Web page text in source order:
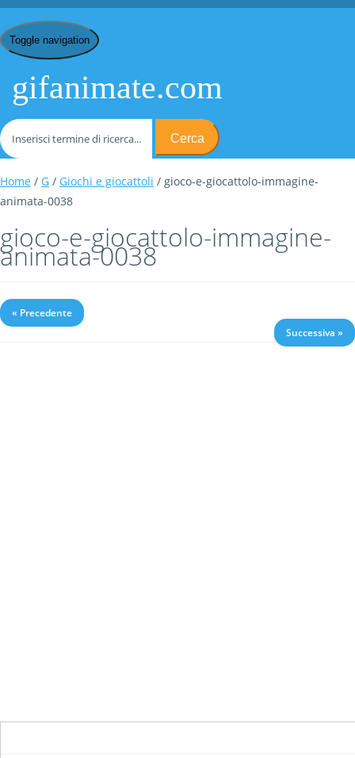
Toggle navigation
gifanimate.com
Cerca
Home / G / Giochi e giocattoli / gioco-e-giocattolo-immagine-
animata-0038
gioco-e-giocattolo-immagine-
animata-0038
« Precedente
Successiva »